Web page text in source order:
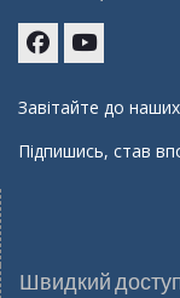
Завітайте до
Підпишись, став
Швидкий